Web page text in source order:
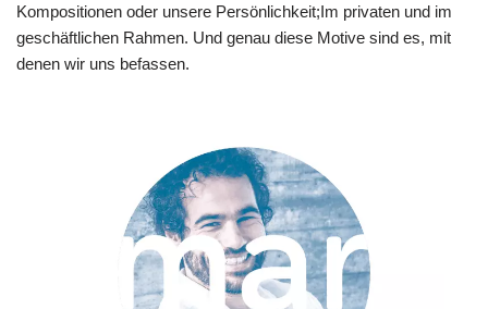
Kompositionen oder unsere Persönlichkeit;Im privaten und im
geschäftlichen Rahmen. Und genau diese Motive sind es, mit
denen wir uns befassen.